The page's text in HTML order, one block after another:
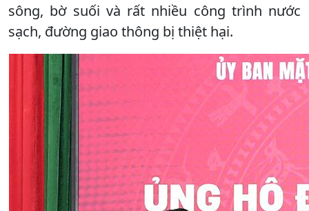
sông, bờ suối và rất nhiều công trình nước
sạch, đường giao thông bị thiệt hại.